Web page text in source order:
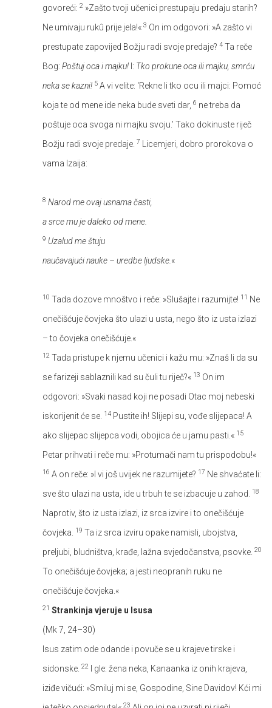
govoreći: 2 »Zašto tvoji učenici prestupaju predaju starih?
Ne umivaju rukû prije jela!« 3 On im odgovori: »A zašto vi
prestupate zapovijed Božju radi svoje predaje? 4 Ta reče
Bog: Poštuj oca i majku! I: Tko prokune oca ili majku, smrću
neka se kazni! 5 A vi velite: ‘Rekne li tko ocu ili majci: Pomoć
koja te od mene ide neka bude sveti dar, 6 ne treba da
poštuje oca svoga ni majku svoju.’ Tako dokinuste riječ
Božju radi svoje predaje. 7
Licemjeri, dobro prorokova o
vama Izaija:
8 Narod me ovaj usnama časti,
a srce mu je daleko od mene.
9 Uzalud me štuju
naučavajući nauke – uredbe ljudske. «
10 Tada dozove mnoštvo i reče: »Slušajte i razumijte! 11 Ne
onečišćuje čovjeka što ulazi u usta, nego što iz usta izlazi
– to čovjeka onečišćuje.«
12 Tada pristupe k njemu učenici i kažu mu: »Znaš li da su
se farizeji sablaznili kad su čuli tu riječ?« 13 On im
odgovori: »Svaki nasad koji ne posadi Otac moj nebeski
iskorijenit će se. 14 Pustite ih! Slijepi su, vođe slijepaca! A
ako slijepac slijepca vodi, obojica će u jamu pasti.« 15
Petar prihvati i reče mu: »Protumači nam tu prispodobu!«
16 A on reče: »I vi još uvijek ne razumijete? 17 Ne shvaćate li:
sve što ulazi na usta, ide u trbuh te se izbacuje u zahod.
18
Naprotiv, što iz usta izlazi, iz srca izvire i to onečišćuje
čovjeka.
19 Ta iz srca izviru opake namisli, ubojstva,
preljubi, bludništva, krađe, lažna svjedočanstva, psovke. 20
To onečišćuje čovjeka; a jesti neopranih ruku ne
onečišćuje čovjeka.«
21 Strankinja vjeruje u Isusa
(Mk 7, 24–30)
Isus zatim ode odande i povuče se u krajeve tirske i
sidonske. 22
I gle: žena neka, Kanaanka iz onih krajeva,
iziđe vičući: »Smiluj mi se, Gospodine, Sine Davidov! Kći mi
23